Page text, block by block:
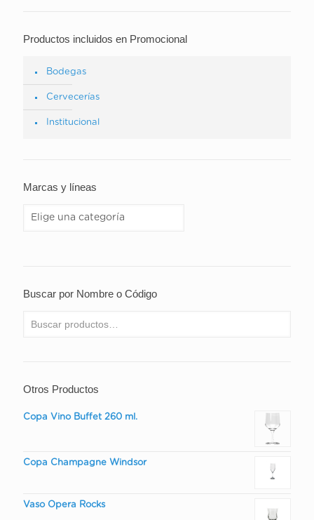
Productos incluidos en Promocional
Bodegas
Cervecerías
Institucional
Marcas y líneas
Buscar por Nombre o Código
Otros Productos
Copa Vino Buffet 260 ml.
Copa Champagne Windsor
Vaso Opera Rocks